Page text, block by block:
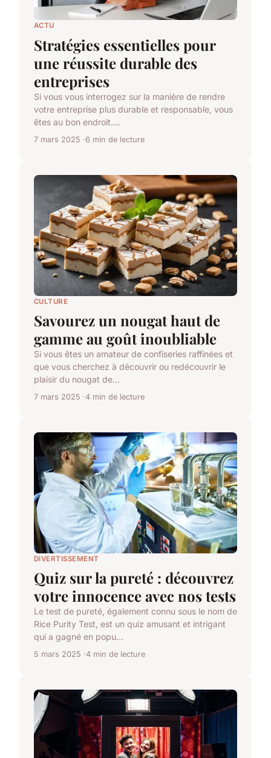
ACTU
Stratégies essentielles pour
une réussite durable des
entreprises
Si vous vous interrogez sur la manière de rendre
votre entreprise plus durable et responsable, vous
êtes au bon endroit....
7 mars 2025 6 min de lecture
CULTURE
Savourez un nougat haut de
gamme au goût inoubliable
Si vous êtes un amateur de confiseries raffinées et
que vous cherchez à découvrir ou redécouvrir le
plaisir du nougat de...
7 mars 2025 4 min de lecture
DIVERTISSEMENT
Quiz sur la pureté : découvrez
votre innocence avec nos tests
Le test de pureté, également connu sous le nom de
Rice Purity Test, est un quiz amusant et intrigant
qui a gagné en popu...
5 mars 2025 4 min de lecture